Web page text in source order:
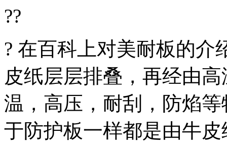
??
? 在百科上对美耐板的介
皮纸层层排叠，再经由
温，高压，耐刮，防焰
于防护板一样都是由牛